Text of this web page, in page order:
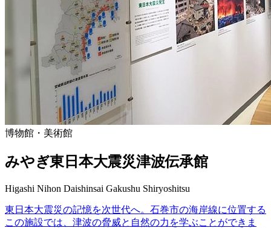
博物館・美術館
みやぎ東日本大震災津波伝承館
Higashi Nihon Daishinsai Gakushu Shiryoshitsu
東日本大震災の記憶を次世代へ。石巻市の海岸線に位置する
この施設では、津波の脅威と自然の力を学ぶことができま